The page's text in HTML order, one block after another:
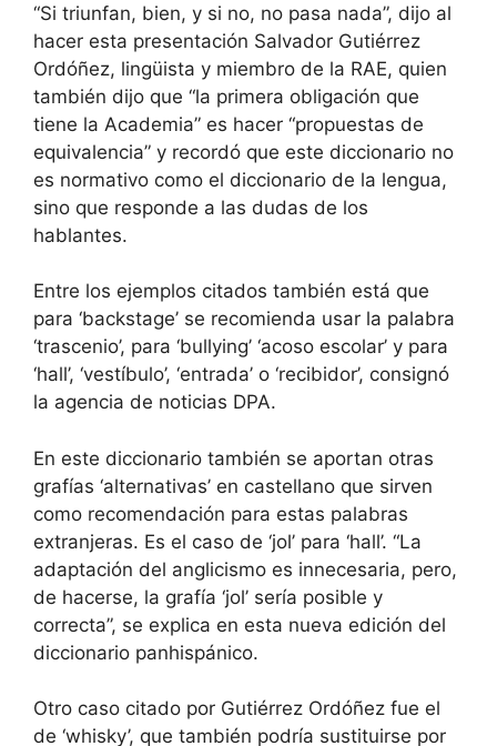
“Si triunfan, bien, y si no, no pasa nada”, dijo al
hacer esta presentación Salvador Gutiérrez
Ordóñez, lingüista y miembro de la RAE, quien
también dijo que “la primera obligación que
tiene la Academia” es hacer “propuestas de
equivalencia” y recordó que este diccionario no
es normativo como el diccionario de la lengua,
sino que responde a las dudas de los
hablantes.
Entre los ejemplos citados también está que
para ‘backstage’ se recomienda usar la palabra
‘trascenio’, para ‘bullying’ ‘acoso escolar’ y para
‘hall’, ‘vestíbulo’, ‘entrada’ o ‘recibidor’, consignó
la agencia de noticias DPA.
En este diccionario también se aportan otras
grafías ‘alternativas’ en castellano que sirven
como recomendación para estas palabras
extranjeras. Es el caso de ‘jol’ para ‘hall’. “La
adaptación del anglicismo es innecesaria, pero,
de hacerse, la grafía ‘jol’ sería posible y
correcta”, se explica en esta nueva edición del
diccionario panhispánico.
Otro caso citado por Gutiérrez Ordóñez fue el
de ‘whisky’, que también podría sustituirse por